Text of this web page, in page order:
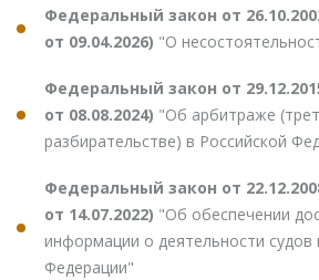
Федеральный закон от
от 09.04.2026) "О
Федеральный закон от
от 08.08.2024) "Об арбитраже
разбирательстве) в Российской
Федеральный закон от
от 14.07.2022) "Об обеспечении
информации о деятельности судов
Федерации"